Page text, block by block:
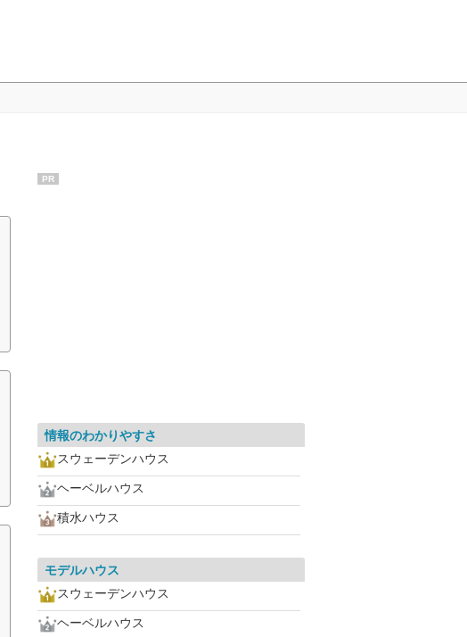
PR
情報のわかりやすさ
スウェーデンハウス
ヘーベルハウス
積水ハウス
モデルハウス
スウェーデンハウス
ヘーベルハウス